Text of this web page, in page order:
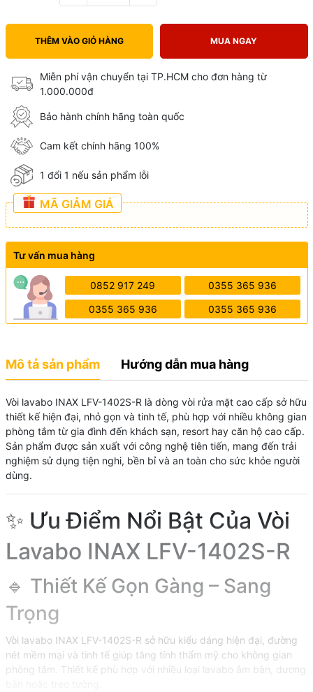
THÊM VÀO GIỎ HÀNG MUA NGAY
Miễn phí vận chuyển tại TP.HCM cho đơn hàng từ
1.000.000đ
Bảo hành chính hãng toàn quốc
Cam kết chính hãng 100%
1 đổi 1 nếu sản phẩm lỗi
MÃ GIẢM GIÁ
Tư vấn mua hàng
0852 917 249 0355 365 936
0355 365 936 0355 365 936
Mô tả sản phẩm Hướng dẫn mua hàng
Vòi lavabo INAX LFV-1402S-R là dòng vòi rửa mặt cao cấp sở hữu
thiết kế hiện đại, nhỏ gọn và tinh tế, phù hợp với nhiều không gian
phòng tắm từ gia đình đến khách sạn, resort hay căn hộ cao cấp.
Sản phẩm được sản xuất với công nghệ tiên tiến, mang đến trải
nghiệm sử dụng tiện nghi, bền bỉ và an toàn cho sức khỏe người
dùng.
✨ Ưu Điểm Nổi Bật Của Vòi
Lavabo INAX LFV-1402S-R
🔹 Thiết Kế Gọn Gàng – Sang
Trọng
Vòi lavabo INAX LFV-1402S-R sở hữu kiểu dáng hiện đại, đường
nét mềm mại và tinh tế giúp tăng tính thẩm mỹ cho không gian
phòng tắm. Thiết kế phù hợp với nhiều loại lavabo âm bàn, dương